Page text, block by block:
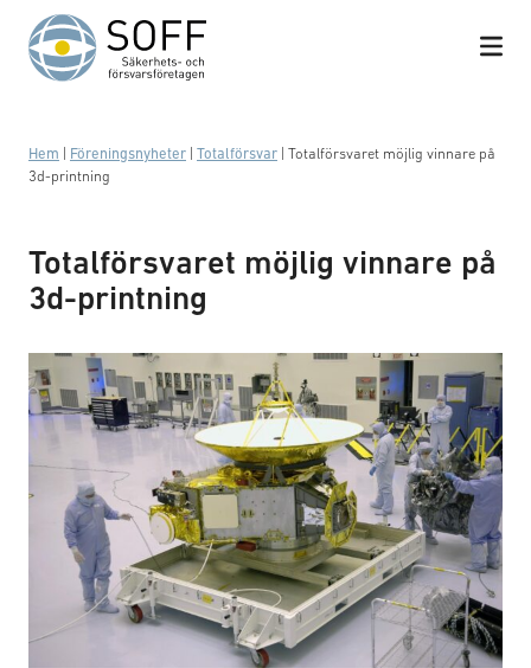
Hoppa till innehåll
Hem Föreningsnyheter Totalförsvar Totalförsvaret möjlig vinnare på
3d-printning
Totalförsvaret möjlig vinnare på
3d-printning